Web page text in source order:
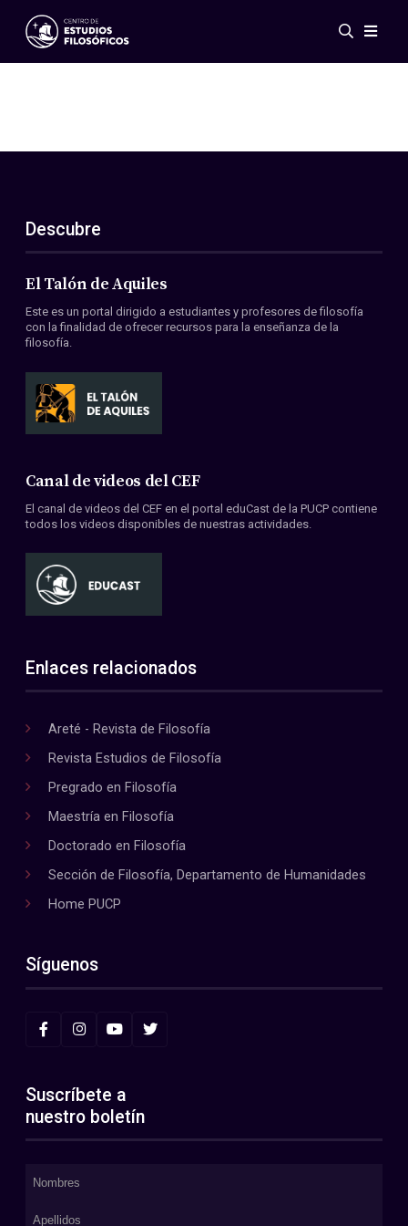
Eventos
ES
EN
Acerca de nosotros
Miembros
Convenios
Descubre
El Talón de Aquiles
Este es un portal dirigido a estudiantes y profesores de filosofía
con la finalidad de ofrecer recursos para la enseñanza de la
filosofía.
Canal de videos del CEF
El canal de videos del CEF en el portal eduCast de la PUCP contiene
todos los videos disponibles de nuestras actividades.
Enlaces relacionados
Areté - Revista de Filosofía
Revista Estudios de Filosofía
Pregrado en Filosofía
Maestría en Filosofía
Doctorado en Filosofía
Sección de Filosofía, Departamento de Humanidades
Home PUCP
Síguenos
Suscríbete a
nuestro boletín